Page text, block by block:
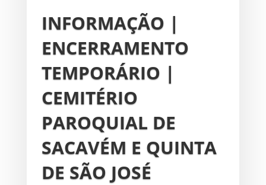
INFORMAÇÃO |
ENCERRAMENTO
TEMPORÁRIO |
CEMITÉRIO
PAROQUIAL DE
SACAVÉM E QUINTA
DE SÃO JOSÉ